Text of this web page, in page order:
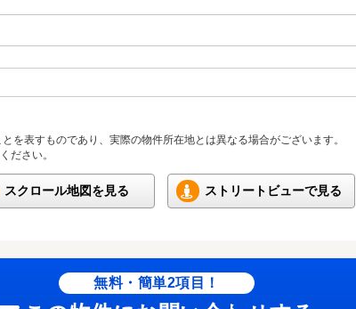
表すものであり、実際の物件所在地とは異なる場合がございます。
ださい。
スクロール地図を見る ストリートビューで見る
無料・簡単2項目！